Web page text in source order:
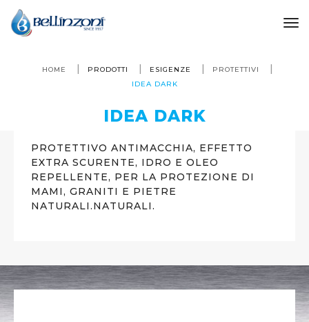
HOME PRODOTTI ESIGENZE
PROTETTIVI
IDEA DARK
IDEA DARK
PROTETTIVO ANTIMACCHIA, EFFETTO
EXTRA SCURENTE, IDRO E OLEO
REPELLENTE, PER LA PROTEZIONE DI
MAMI, GRANITI E PIETRE
NATURALI.NATURALI.